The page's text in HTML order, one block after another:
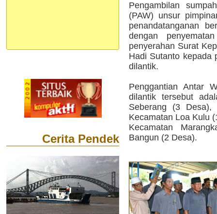
Cerita Pendek
Pengambilan
(PAW) unsur
penandatanganan
dengan
penyerahan Surat
Hadi Sutanto kepada
dilantik.
Penggantian Antar
dilantik tersebut
Seberang (3 Desa),
Kecamatan Loa Kulu
Kecamatan
Bangun (2 Desa).